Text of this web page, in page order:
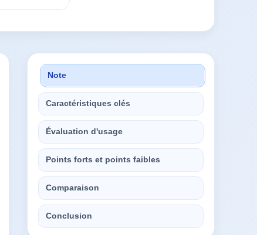
Note
Caractéristiques clés
Évaluation d'usage
Points forts et points faibles
Comparaison
Conclusion